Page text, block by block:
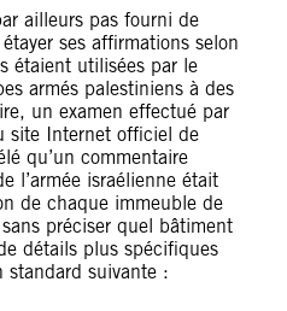
ailleurs pas fourni de
ses affirmations selon
étaient utilisées par le
armés palestiniens à des
un examen effectué par
site Internet officiel de
qu’un commentaire
l’armée israélienne était
de chaque immeuble de
préciser quel bâtiment
détails plus spécifiques
standard suivante :